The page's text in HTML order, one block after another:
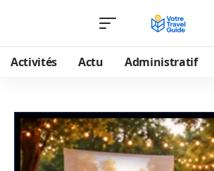
Activités Actu Administratif